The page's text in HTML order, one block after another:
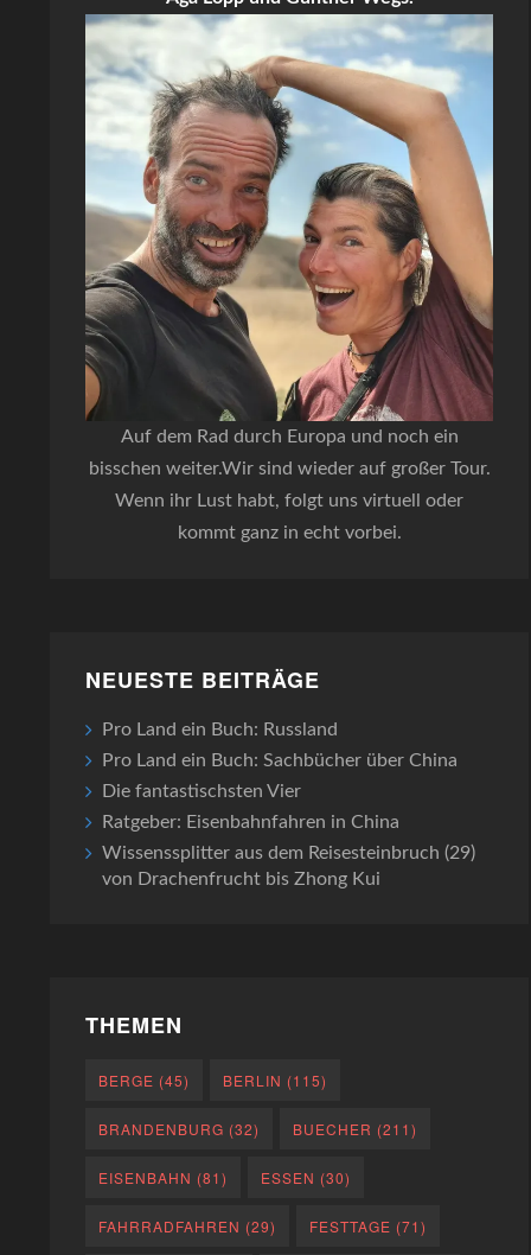
Auf dem Rad durch Europa und noch ein
bisschen weiter.Wir sind wieder auf großer Tour.
Wenn ihr Lust habt, folgt uns virtuell oder
kommt ganz in echt vorbei.
NEUESTE BEITRÄGE
Pro Land ein Buch: Russland
Pro Land ein Buch: Sachbücher über China
Die fantastischsten Vier
Ratgeber: Eisenbahnfahren in China
Wissenssplitter aus dem Reisesteinbruch (29)
von Drachenfrucht bis Zhong Kui
THEMEN
BERGE (45) BERLIN (115)
BRANDENBURG (32) BUECHER (211)
EISENBAHN (81) ESSEN (30)
FAHRRADFAHREN (29) FESTTAGE (71)